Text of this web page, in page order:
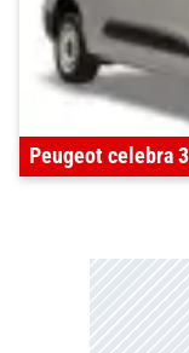
Peugeot celebra